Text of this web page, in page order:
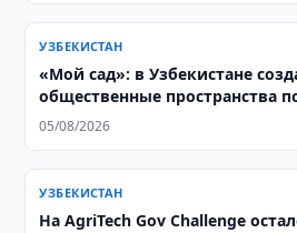
УЗБЕКИСТАН
«Мой сад»: в Узбекистане
общественные пространства
жителей
05/08/2026
УЗБЕКИСТАН
На AgriTech Gov Challenge